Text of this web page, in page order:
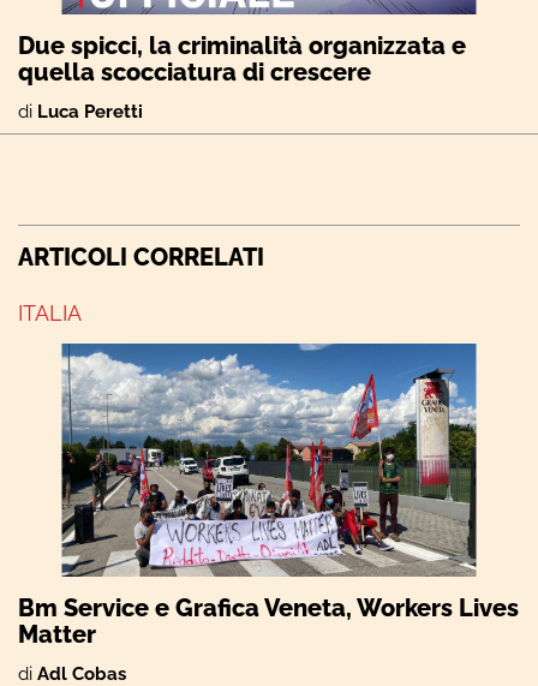
Due spicci, la criminalità organizzata e
quella scocciatura di crescere
di Luca Peretti
ARTICOLI CORRELATI
ITALIA
Bm Service e Grafica Veneta, Workers Lives
Matter
di Adl Cobas